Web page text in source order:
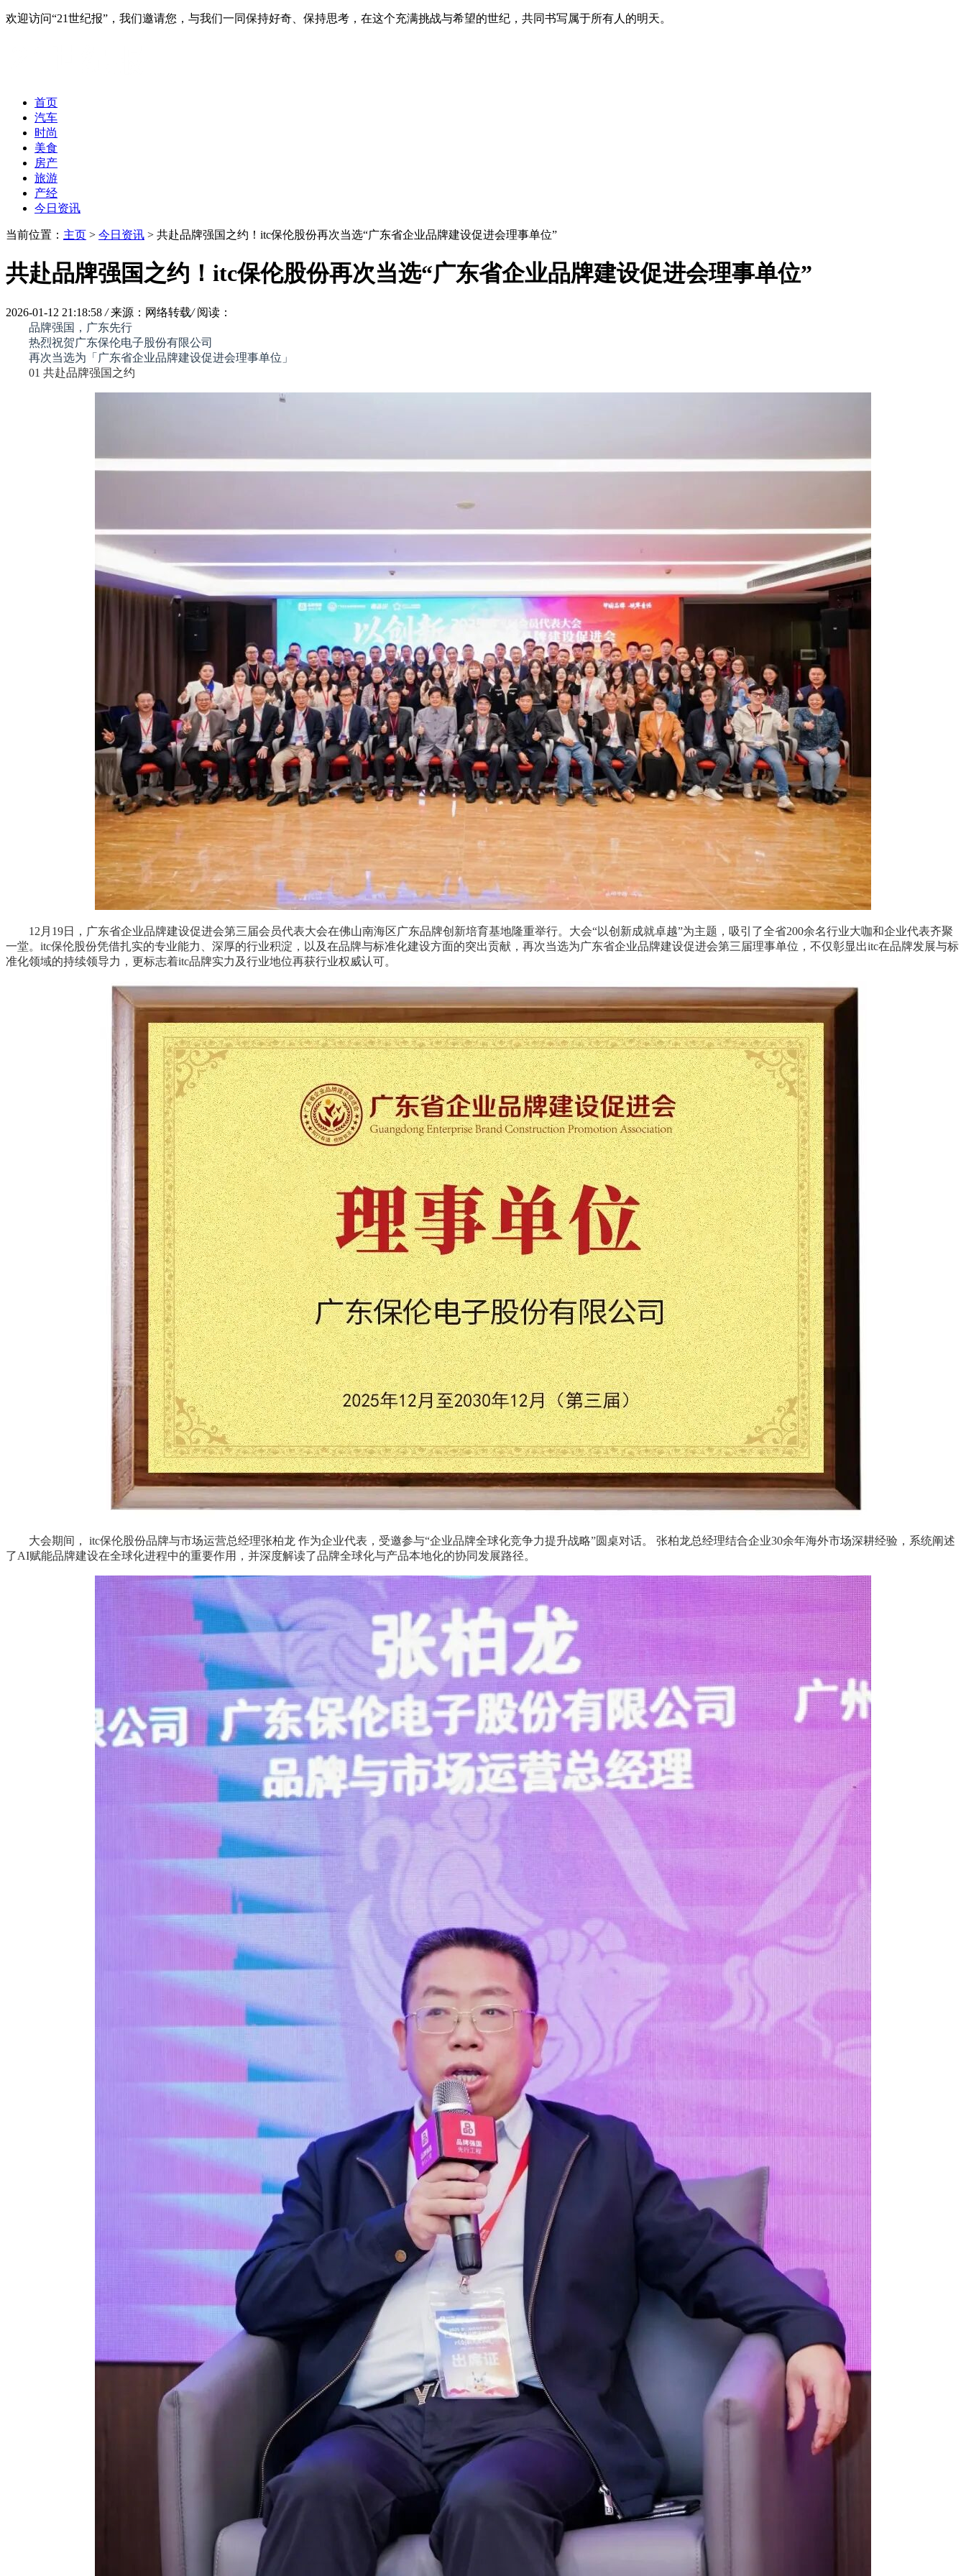
欢迎访问“21世纪报”，我们邀请您，与我们一同保持好奇、保持思考，在这个充满挑战与希望的世纪，共同书写属于所有人的明天。
首页
汽车
时尚
美食
房产
旅游
产经
今日资讯
当前位置： 主页 > 今日资讯 > 共赴品牌强国之约！itc保伦股份再次当选“广东省企业品牌建设促进会理事单位”
共赴品牌强国之约！itc保伦股份再次当选“广东省企业品牌建设促进会理事单位”
2026-01-12 21:18:58 / 来源：网络转载/ 阅读：
品牌强国，广东先行
热烈祝贺广东保伦电子股份有限公司
再次当选为「广东省企业品牌建设促进会理事单位」
01 共赴品牌强国之约
12月19日，广东省企业品牌建设促进会第三届会员代表大会在佛山南海区广东品牌创新培育基地隆重举行。大会“以创新成就卓越”为主题，吸引了全省200余名行业大咖和企业代表齐聚
一堂。itc保伦股份凭借扎实的专业能力、深厚的行业积淀，以及在品牌与标准化建设方面的突出贡献，再次当选为广东省企业品牌建设促进会第三届理事单位，不仅彰显出itc在品牌发展与标
准化领域的持续领导力，更标志着itc品牌实力及行业地位再获行业权威认可。
大会期间， itc保伦股份品牌与市场运营总经理张柏龙 作为企业代表，受邀参与“企业品牌全球化竞争力提升战略”圆桌对话。 张柏龙总经理结合企业30余年海外市场深耕经验，系统阐述
了AI赋能品牌建设在全球化进程中的重要作用，并深度解读了品牌全球化与产品本地化的协同发展路径。